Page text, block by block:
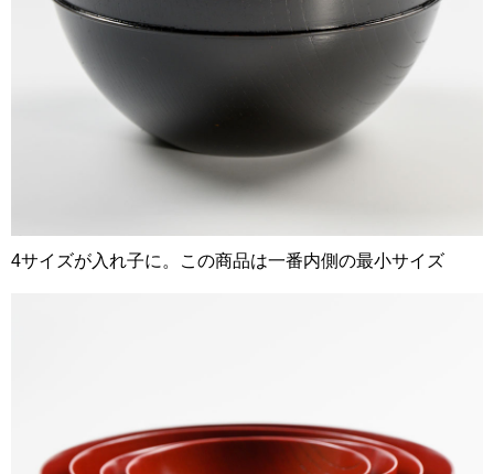
4サイズが入れ子に。この商品は一番内側の最小サイズ